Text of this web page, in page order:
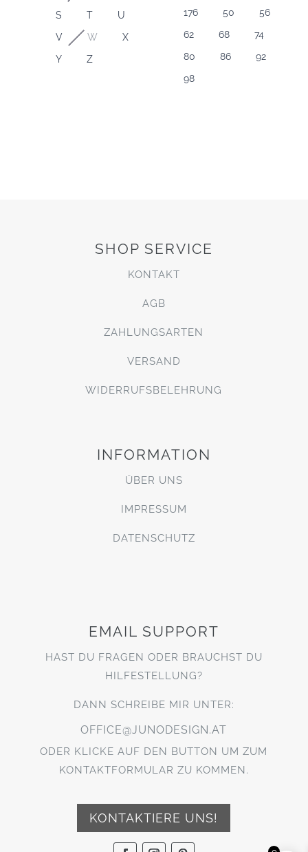
S
T
U
V
W
X
Y
Z
176
50
56
62
68
74
80
86
92
98
SHOP SERVICE
KONTAKT
AGB
ZAHLUNGSARTEN
VERSAND
WIDERRUFSBELEHRUNG
INFORMATION
ÜBER UNS
IMPRESSUM
DATENSCHUTZ
EMAIL SUPPORT
HAST DU FRAGEN ODER BRAUCHST DU
HILFESTELLUNG?
DANN SCHREIBE MIR UNTER:
OFFICE@JUNODESIGN.AT
ODER KLICKE AUF DEN BUTTON UM ZUM
KONTAKTFORMULAR ZU KOMMEN.
KONTAKTIERE UNS!